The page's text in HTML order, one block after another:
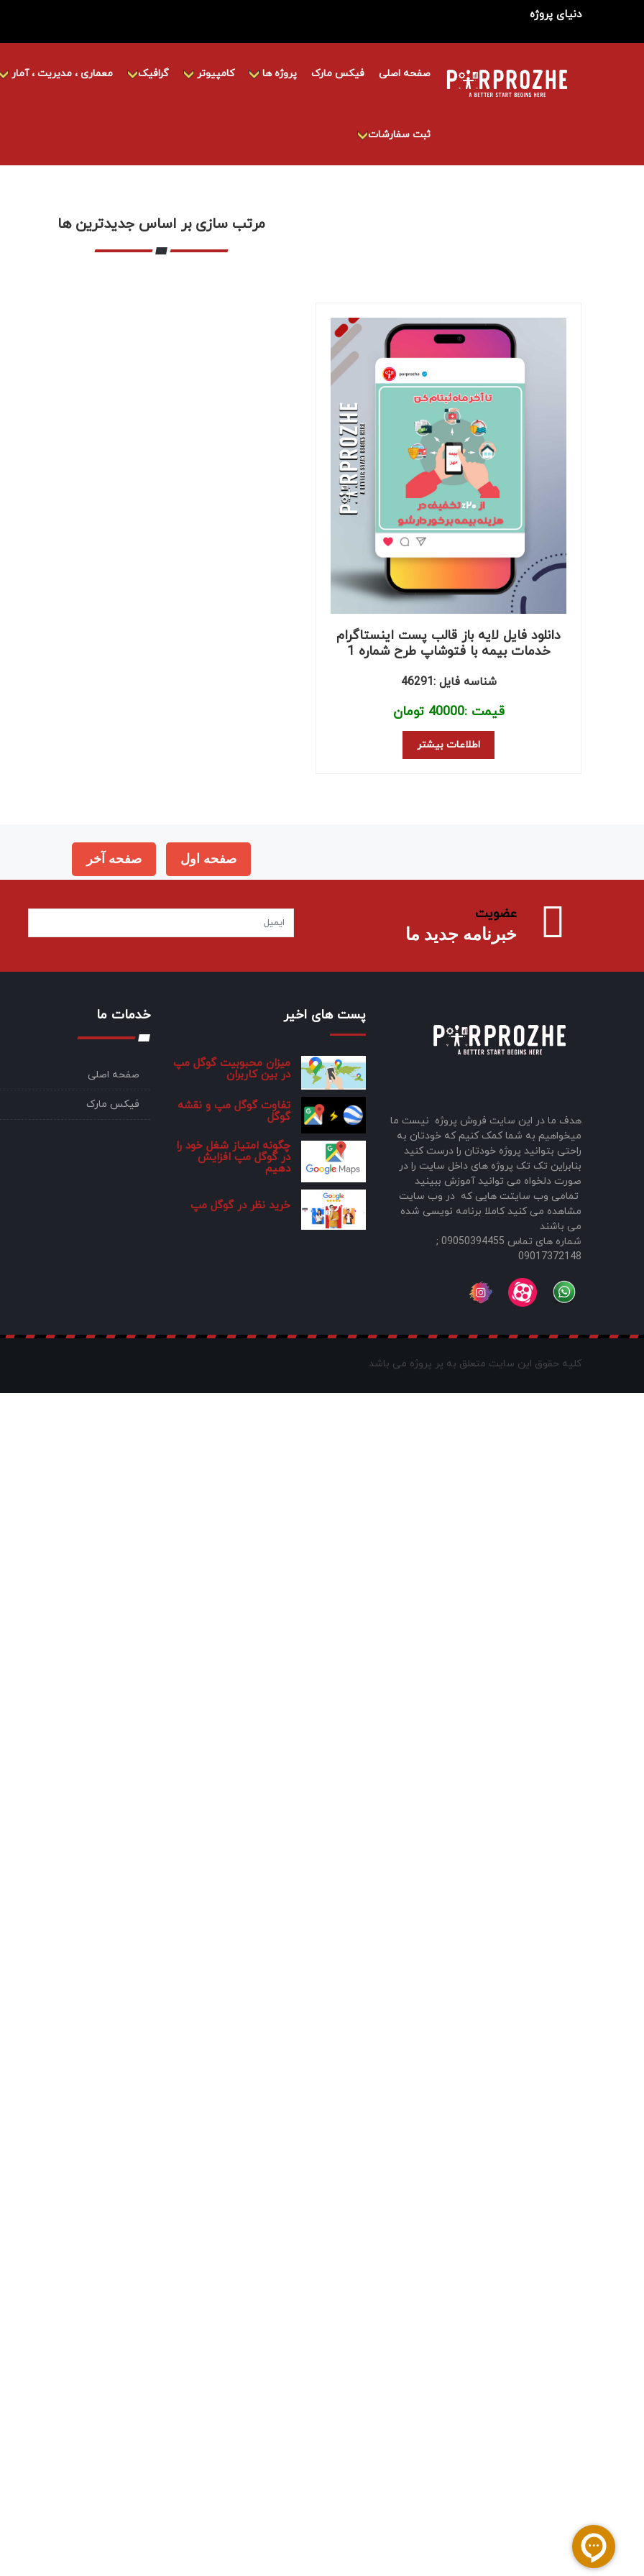
دنیای پروژه
صفحه اصلی فیکس مارک پروژه ها کامپیوتر گرافیک معماری ، مدیریت ، آمار
ثبت سفارشات
مرتب سازی بر اساس جدیدترین ها
دانلود فایل لایه باز قالب پست اینستاگرام
خدمات بیمه با فتوشاپ طرح شماره 1
شناسه فایل :46291
قیمت :40000 تومان
اطلاعات بیشتر
صفحه اول صفحه آخر
عضویت
خبرنامه جدید ما
هدف ما در این سایت فروش پروژه نیست ما
میخواهیم به شما کمک کنیم که خودتان به
راحتی بتوانید پروژه خودتان را درست کنید
بنابراین تک تک پروژه های داخل سایت را در
صورت دلخواه می توانید آموزش ببینید
تمامی وب سایتت هایی که در وب سایت
مشاهده می کنید کاملا برنامه نویسی شده
می باشند
شماره های تماس 09050394455 ;
09017372148
پست های اخیر
میزان محبوبیت گوگل مپ
در بین کاربران
تفاوت گوگل مپ و نقشه
گوگل
چگونه امتیاز شغل خود را
در گوگل مپ افزایش
دهیم
خرید نظر در گوگل مپ
خدمات ما
صفحه اصلی
فیکس مارک
کلیه حقوق این سایت متعلق به پر پروژه می باشد